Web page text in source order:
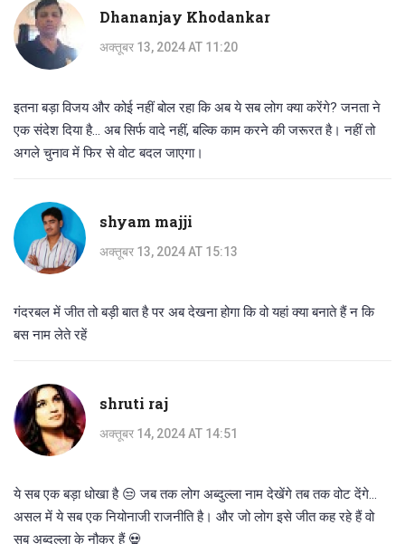
Dhananjay Khodankar
अक्तूबर 13, 2024 AT 11:20
इतना बड़ा विजय और कोई नहीं बोल रहा कि अब ये सब लोग क्या करेंगे? जनता ने
एक संदेश दिया है... अब सिर्फ वादे नहीं, बल्कि काम करने की जरूरत है। नहीं तो
अगले चुनाव में फिर से वोट बदल जाएगा।
shyam majji
अक्तूबर 13, 2024 AT 15:13
गंदरबल में जीत तो बड़ी बात है पर अब देखना होगा कि वो यहां क्या बनाते हैं न कि
बस नाम लेते रहें
shruti raj
अक्तूबर 14, 2024 AT 14:51
ये सब एक बड़ा धोखा है 😒 जब तक लोग अब्दुल्ला नाम देखेंगे तब तक वोट देंगे...
असल में ये सब एक नियोनाजी राजनीति है। और जो लोग इसे जीत कह रहे हैं वो
सब अब्दुल्ला के नौकर हैं 💀